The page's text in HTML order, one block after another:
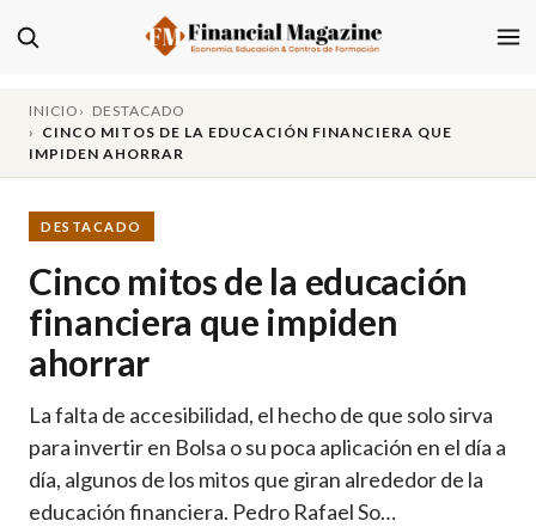
INICIO
DESTACADO
CINCO MITOS DE LA EDUCACIÓN FINANCIERA QUE
IMPIDEN AHORRAR
DESTACADO
Cinco mitos de la educación
financiera que impiden
ahorrar
La falta de accesibilidad, el hecho de que solo sirva
para invertir en Bolsa o su poca aplicación en el día a
día, algunos de los mitos que giran alrededor de la
educación financiera. Pedro Rafael So…